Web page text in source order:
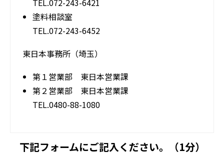
TEL.072-243-6421
塗料相談室
TEL.072-243-6452
東日本事務所（埼玉）
第１営業部 東日本営業課
第２営業部 東日本営業課
TEL.0480-88-1080
下記フォームにご記入ください。（1分）